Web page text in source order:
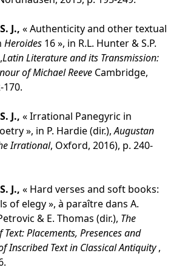
J., « Authenticity and other textual
Heroides 16 », in R.L. Hunter & S.P.
Latin Literature and its Transmission:
of MichaelReeve Cambridge,
170.
J., « Irrational Panegyric in
», in P. Hardie (dir.),Augustan
Irrational, Oxford, 2016), p. 240-
J., « Hard verses and soft books:
of elegy », à paraître dans A.
& E. Thomas (dir.), The
Placements, Presences and
Inscribed Text in Classical Antiquity,